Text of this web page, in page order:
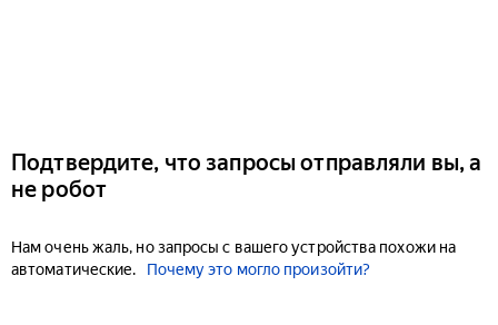
Подтвердите, что запросы отправляли вы, а
не робот
Нам очень жаль, но запросы с вашего устройства похожи на
автоматические.
Почему это могло произойти?